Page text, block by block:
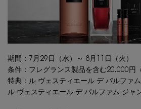
期間：7月29日（水）～ 8月11日（火）
条件：フレグランス製品を含む20,000円
特典：ル ヴェスティエール デ パルファ
ル ヴェスティエール デ パルファム ジャ